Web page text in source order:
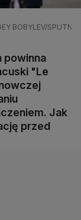
BOBYLEV/
powinna
"Le
Jak
przed